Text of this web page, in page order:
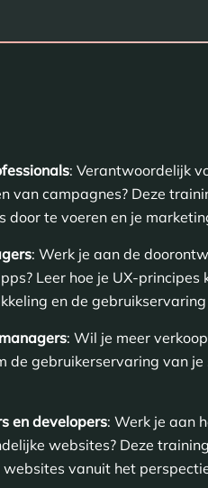
: Verantwoordelijk
van campagnes? Deze
door te voeren en je
: Werk je aan de
Leer hoe je UX-principes
en de
: Wil je meer
de gebruikerservaring van
en developers: Werk je aan
websites? Deze
vanuit het